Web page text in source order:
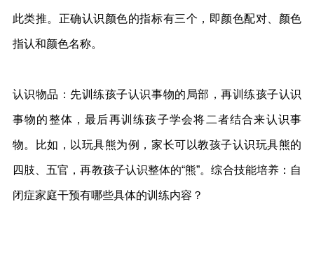
此类推。正确认识颜色的指标有三个，即颜色配对、颜色
指认和颜色名称。
认识物品：先训练孩子认识事物的局部，再训练孩子认识
事物的整体，最后再训练孩子学会将二者结合来认识事
物。比如，以玩具熊为例，家长可以教孩子认识玩具熊的
四肢、五官，再教孩子认识整体的“熊”。综合技能培养：自
闭症家庭干预有哪些具体的训练内容？